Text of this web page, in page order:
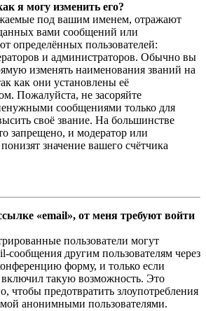
я могу изменить его?
под вашим именем, отражают
вами сообщений или
определённых пользователей:
и администраторов. Обычно вы
изменять наименования званий на
как они установлены её
Пожалуйста, не засоряйте
сообщениями только для
своё звание. На большинстве
запрещено, и модератор или
значение вашего счётчика
«email», от меня требуют войти
пользователи могут
сообщения другим пользователям через
форму, и только если
такую возможность. Это
чтобы предотвратить злоупотребления
анонимными пользователями.